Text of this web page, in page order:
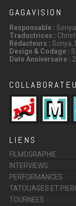
GAGAVISION
Responsable : Sonya
Traductrices :
Rédacteurs : Sonya,
Design & Codage :
Date Anniversaire :
LIENS
FILMOGRAPHIE
INTERVIEWS
PERFORMANCES
TATOUAGES ET
TOURNEES